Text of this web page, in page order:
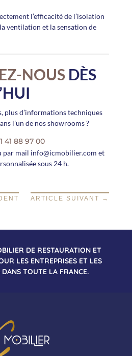
l’efficacité de l’isolation
ventilation et la sensation de
NOUSDÈS
plus d’informations techniques
l’un de nos showrooms ?
41 88 97 00
par mail info@icmobilier.com et
sous 24 h.
ARTICLE SUIVANT →
DE RESTAURATION ET
LES ENTREPRISES ET LES
TOUTE LA FRANCE.